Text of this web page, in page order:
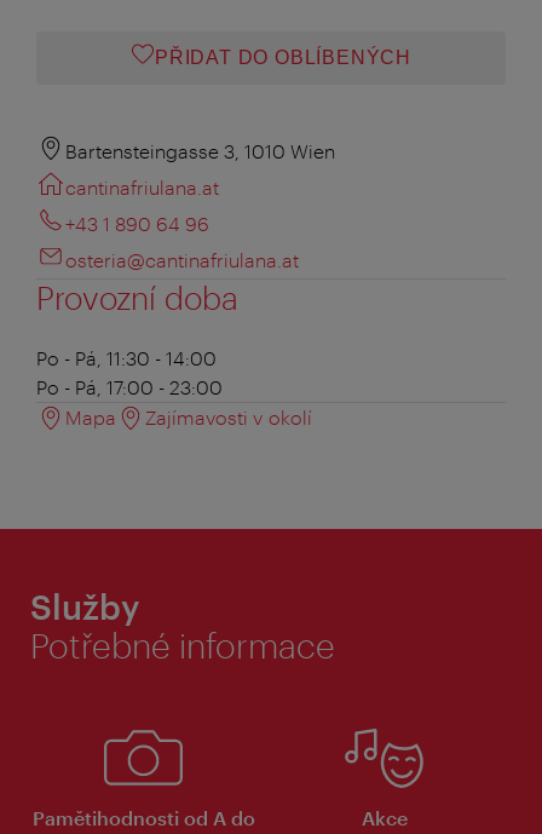
PŘIDAT DO OBLÍBENÝCH
Bartensteingasse 3, 1010 Wien
cantinafriulana.at
+43 1 890 64 96
osteria@cantinafriulana.at
Provozní doba
Po - Pá, 11:30 - 14:00
Po - Pá, 17:00 - 23:00
Mapa
Zajímavosti v okolí
Služby
Potřebné informace
Pamětihodnosti od A do
Akce